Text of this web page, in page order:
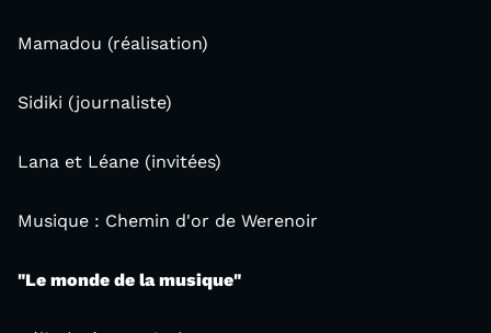
Mamadou (réalisation)
Sidiki (journaliste)
Lana et Léane (invitées)
Musique : Chemin d'or de Werenoir
"Le monde de la musique"